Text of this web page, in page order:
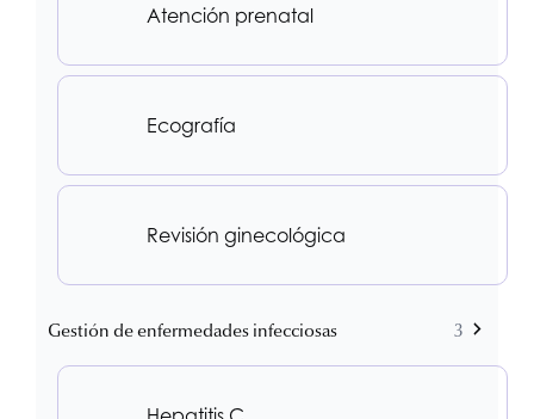
Atención prenatal
Ecografía
Revisión ginecológica
Gestión de enfermedades infecciosas 3